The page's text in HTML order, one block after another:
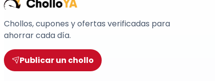
Chollos, cupones y ofertas verificadas para
ahorrar cada día.
Publicar un chollo